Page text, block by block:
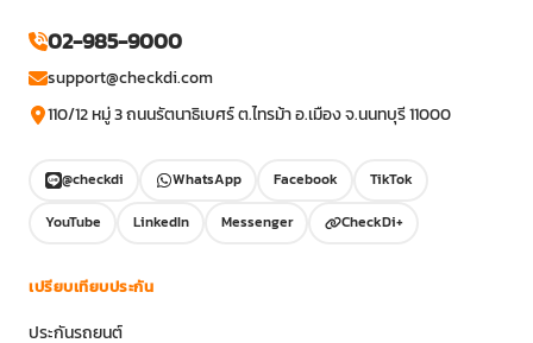
02-985-9000
support@checkdi.com
110/12 หมู่ 3 ถนนรัตนาธิเบศร์ ต.ไทรม้า อ.เมือง จ.นนทบุรี 11000
@checkdi WhatsApp Facebook
TikTok
YouTube
LinkedIn Messenger CheckDi+
เปรียบเทียบประกัน
ประกันรถยนต์